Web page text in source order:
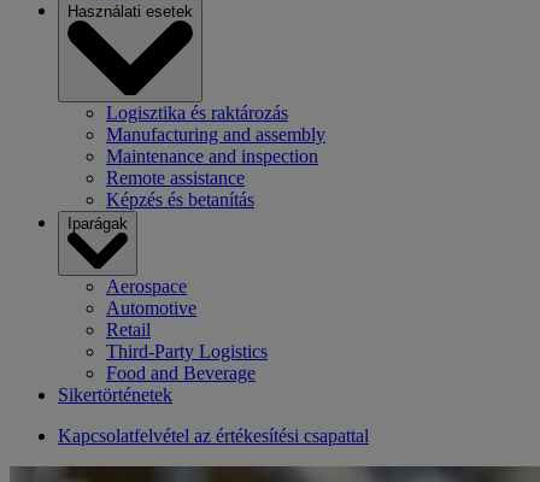
Használati esetek
Logisztika és raktározás
Manufacturing and assembly
Maintenance and inspection
Remote assistance
Képzés és betanítás
Iparágak
Aerospace
Automotive
Retail
Third-Party Logistics
Food and Beverage
Sikertörténetek
Kapcsolatfelvétel az értékesítési csapattal